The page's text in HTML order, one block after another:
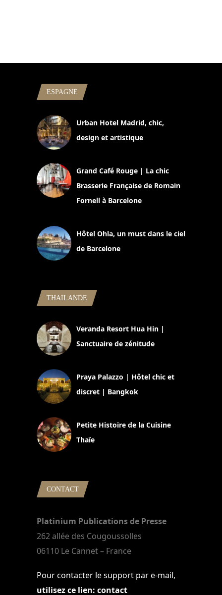
ESPAGNE
Urban Hotel Madrid, chic,
design et artistique
Grand Café Rouge | La chic
Brasserie Française de Romain
Fornell à Barcelone
Hôtel Ohla, un must dans le ciel
de Barcelone
THAILANDE
Veranda Resort Hua Hin |
Sanctuaire de zénitude
Praya Palazzo | Hôtel chic et
discret | Bangkok
Petite Histoire de la Cuisine
Thaïe
CONTACT
Platinium Publications de Presse
262 allée des Cougoussolles
06110 Le Cannet – France
Pour contacter le support par e-mail,
utilisez ce lien: contact